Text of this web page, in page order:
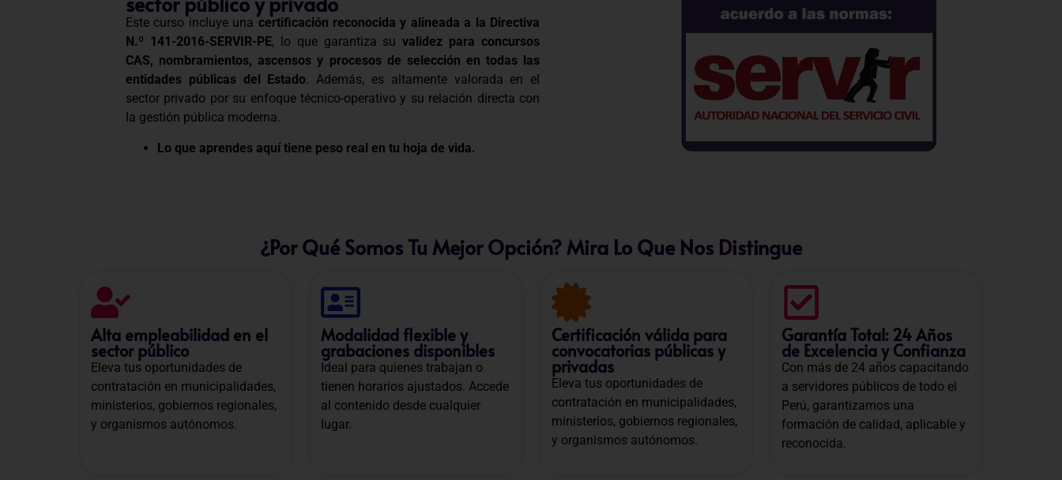
Este curso incluye una certificación reconocida y alineada a la Directiva
N.º 141-2016-SERVIR-PE, lo que garantiza suvalidez para concursos
CAS, nombramientos, ascensos y procesos de selección en todas las
entidades públicas del Estado. Además, es altamente valorada en el
sector privado por su enfoque técnico-operativo y su relación directa con
la gestión pública moderna.
Lo que aprendes aquí tiene peso real en tu hoja de vida.
¿Por Qué Somos Tu Mejor Opción? Mira Lo Que Nos Distingue
Alta empleabilidad en el
sector público
Eleva tus oportunidades de
contratación en municipalidades,
ministerios, gobiernos regionales,
y organismos autónomos.
Modalidad flexible y
grabaciones disponibles
Ideal para quienes trabajan o
tienen horarios ajustados. Accede
al contenido desde cualquier
lugar.
Certificación válida para
convocatorias públicas y
privadas
Eleva tus oportunidades de
contratación en municipalidades,
ministerios, gobiernos regionales,
y organismos autónomos.
Garantía Total: 24 Años
de Excelencia y Confianza
Con más de 24 años capacitando
a servidores públicos de todo el
Perú, garantizamos una
formación de calidad, aplicable y
reconocida.